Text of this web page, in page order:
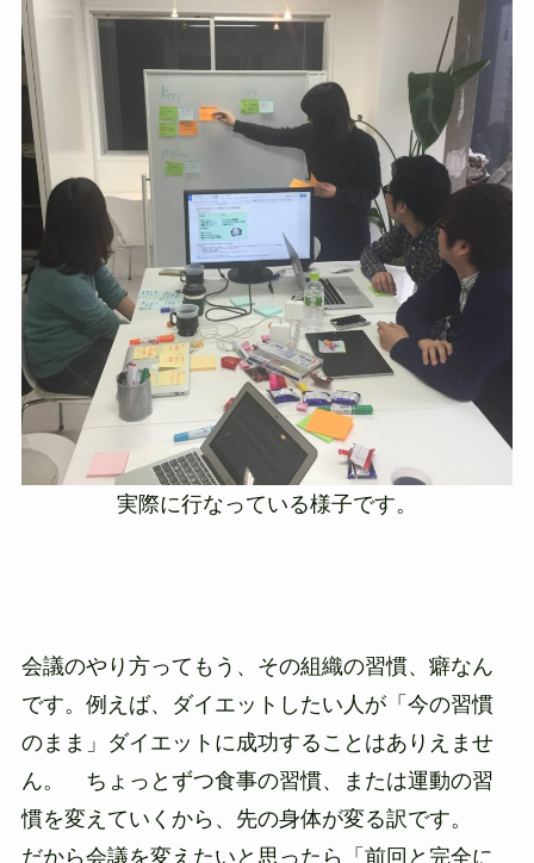
実際に行なっている様子です。
会議のやり方ってもう、その組織の習慣、癖なん
です。例えば、ダイエットしたい人が「今の習慣
のまま」ダイエットに成功することはありえませ
ん。 ちょっとずつ食事の習慣、または運動の習
慣を変えていくから、先の身体が変る訳です。
だから会議を変えたいと思ったら「前回と完全に